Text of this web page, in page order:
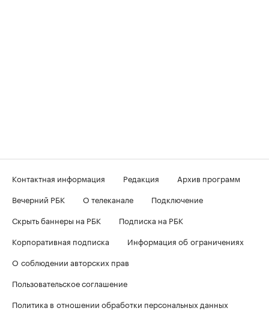
Контактная информация Редакция
Архив программ
Вечерний РБК
О телеканале
Подключение
Скрыть баннеры на РБК
Подписка на РБК
Корпоративная подписка
Информация об ограничениях
О соблюдении авторских прав
Пользовательское соглашение
Политика в отношении обработки персональных данных